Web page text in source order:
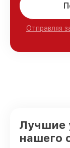
Отправляя
Лучшие
нашего